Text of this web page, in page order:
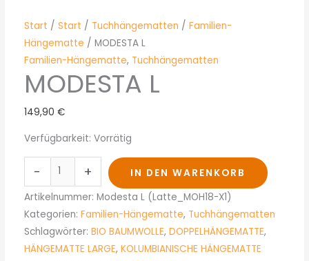
Start / Start / Tuchhängematten / Familien-
Hängematte / MODESTA L
Familien-Hängematte, Tuchhängematten
MODESTA L
149,90 €
Verfügbarkeit: Vorrätig
- +
IN DEN WARENKORB
Artikelnummer: Modesta L (Latte_MOH18-X1)
Kategorien: Familien-Hängematte, Tuchhängematten
Schlagwörter: BIO BAUMWOLLE, DOPPELHÄNGEMATTE,
HÄNGEMATTE LARGE, KOLUMBIANISCHE HÄNGEMATTE